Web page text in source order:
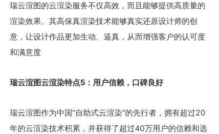
瑞云渲图的云渲染服务不仅高效，而且能够提供高质量的
渲染效果。其高保真渲染技术能够真实还原设计师的创
意，让设计作品更加生动、逼真，从而增强客户的认可度
和满意度
瑞云渲图云渲染特点5：用户信赖，口碑良好
瑞云渲图作为中国“自助式云渲染”的先行者，拥有超过20
年的云渲染技术积累，并获得了超过40万用户的信赖和选